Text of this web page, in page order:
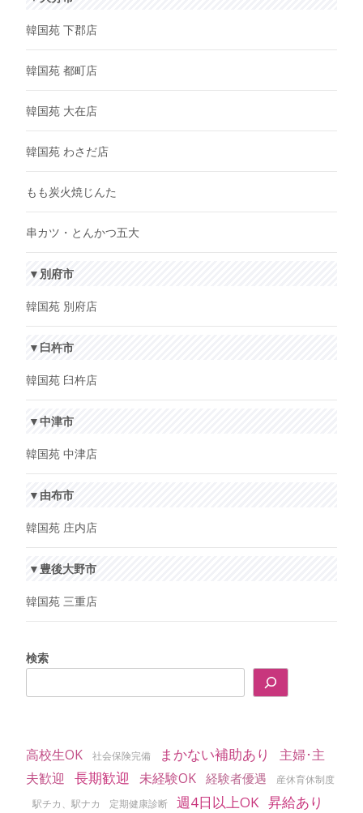
韓国苑 下郡店
韓国苑 都町店
韓国苑 大在店
韓国苑 わさだ店
もも炭火焼じんた
串カツ・とんかつ五大
▼別府市
韓国苑 別府店
▼臼杵市
韓国苑 臼杵店
▼中津市
韓国苑 中津店
▼由布市
韓国苑 庄内店
▼豊後大野市
韓国苑 三重店
検索
高校生OK 社会保険完備 まかない補助あり
主婦･主
夫歓迎
長期歓迎 未経験OK 経験者優遇
産休育休制度
駅チカ、駅ナカ
定期健康診断 週4日以上OK 昇給あり